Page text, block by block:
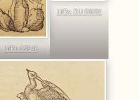
U/Bc 09346
U/Bc BU 06091